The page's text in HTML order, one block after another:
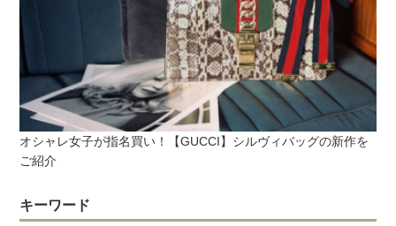
オシャレ女子が指名買い！【GUCCI】シルヴィバッグの新作を
ご紹介
キーワード